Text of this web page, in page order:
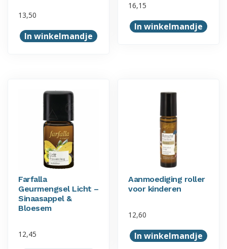
13,50
In winkelmandje
16,15
In winkelmandje
Farfalla
Geurmengsel Licht –
Sinaasappel &
Bloesem
12,45
Aanmoediging roller
voor kinderen
12,60
In winkelmandje